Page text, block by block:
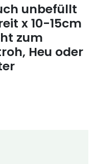
unbefüllt
x 10-15cm
zum
Heu oder